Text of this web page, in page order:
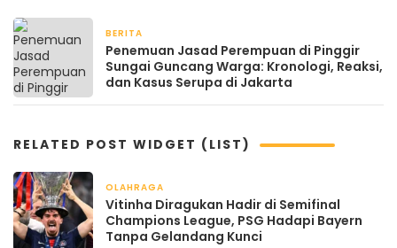
BERITA
Penemuan Jasad Perempuan di Pinggir
Sungai Guncang Warga: Kronologi, Reaksi,
dan Kasus Serupa di Jakarta
RELATED POST WIDGET (LIST)
OLAHRAGA
Vitinha Diragukan Hadir di Semifinal
Champions League, PSG Hadapi Bayern
Tanpa Gelandang Kunci